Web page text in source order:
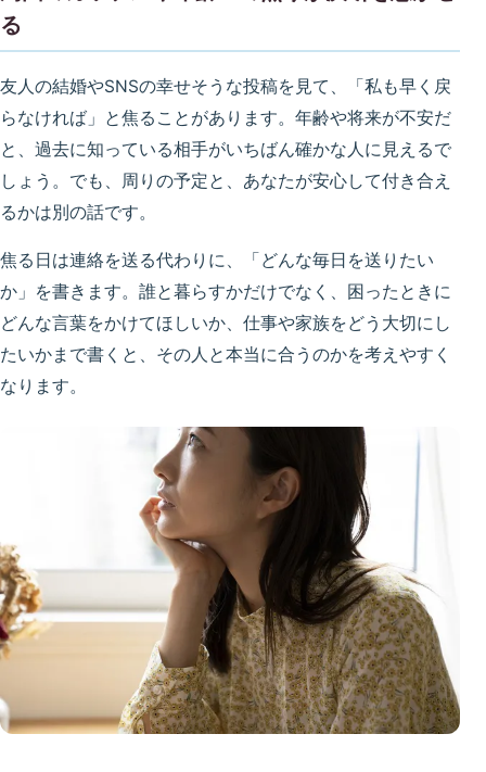
る
友人の結婚やSNSの幸せそうな投稿を見て、「私も早く戻
らなければ」と焦ることがあります。年齢や将来が不安だ
と、過去に知っている相手がいちばん確かな人に見えるで
しょう。でも、周りの予定と、あなたが安心して付き合え
るかは別の話です。
焦る日は連絡を送る代わりに、「どんな毎日を送りたい
か」を書きます。誰と暮らすかだけでなく、困ったときに
どんな言葉をかけてほしいか、仕事や家族をどう大切にし
たいかまで書くと、その人と本当に合うのかを考えやすく
なります。